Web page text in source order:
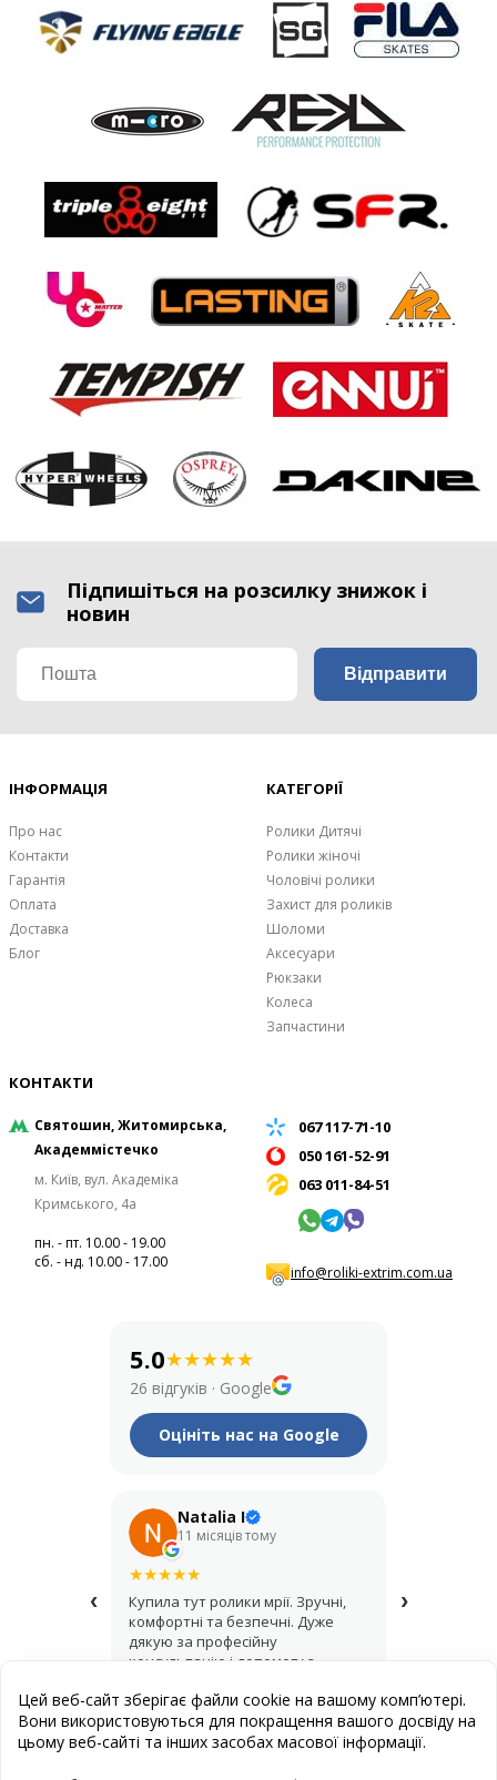
Підпишіться на розсилку знижок і
новин
ІНФОРМАЦІЯ
Про нас
Контакти
Гарантія
Оплата
Доставка
Блог
КАТЕГОРІЇ
Ролики Дитячі
Ролики жіночі
Чоловічі ролики
Захист для роликів
Шоломи
Аксесуари
Рюкзаки
Колеса
Запчастини
КОНТАКТИ
Святошин, Житомирська,
Академмістечко
м. Київ, вул. Академіка
Кримського, 4а
пн. - пт. 10.00 - 19.00
сб. - нд. 10.00 - 17.00
067 117-71-10
050 161-52-91
063 011-84-51
info@roliki-extrim.com.ua
5.0★★★★★
26 відгуків · Google
Оцініть нас на Google
‹
Natalia I
11 місяців тому
★★★★★
Купила тут ролики мрії. Зручні,
комфортні та безпечні. Дуже
дякую за професійну
консультацію і допомогу з
›
Цей веб-сайт зберігає файли cookie на вашому комп’ютері.
Вони використовуються для покращення вашого досвіду на
цьому веб-сайті та інших засобах масової інформації.